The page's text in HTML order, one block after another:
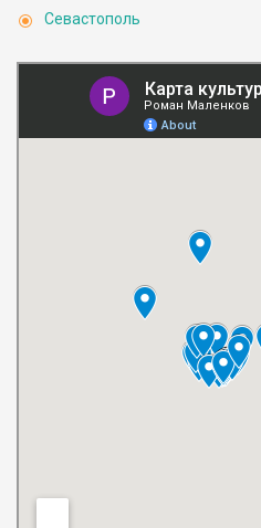
Севастополь